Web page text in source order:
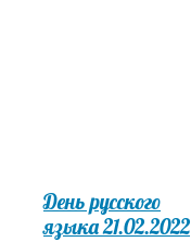
День русского
языка 21.02.2022